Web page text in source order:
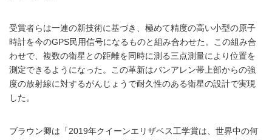
受賞者らは一連の新技術に基づき、極めて精度の高い小型の原子
時計を今のGPS民用信号になるものと組み合わせた。この組み合
わせで、複数の衛星との距離を同時に測る三点測量により位置を
測定できるようになった。この革新はバンアレン帯上部からの強
度の放射線に対するがんじょうで耐久性のある衛星の設計で実現
した。
ブラウン卿は「2019年クイーンエリザベス工学賞は、世界中の何